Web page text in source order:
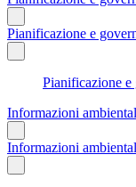
Pianificazione e
Pianificazione
Informazioni
Informazioni